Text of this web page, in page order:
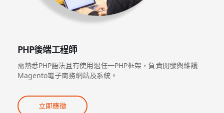
PHP後端工程師
需熟悉PHP語法且有使用過任一PHP框架，負責開發與維護
Magento電子商務網站及系統。
立即應徵